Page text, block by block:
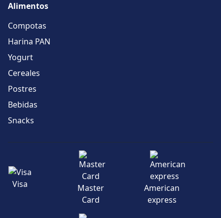
Alimentos
Compotas
Harina PAN
Yogurt
Cereales
Postres
Bebidas
Snacks
Visa
Master
Card
American
express